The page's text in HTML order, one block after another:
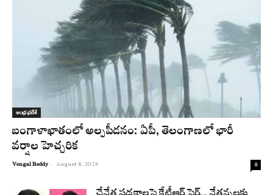
ఆంధ్ర ప్రదేశ్
బంగాళాఖాతంలో అల్పపీడనం: ఏపీ, తెలంగాణలో భారీ
వర్షాల హెచ్చరిక
Vengal Reddy - August 8, 2026 0